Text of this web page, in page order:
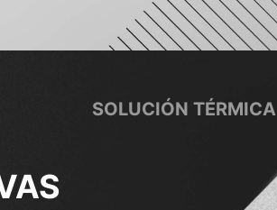
SOLUCIÓN TÉRMICA